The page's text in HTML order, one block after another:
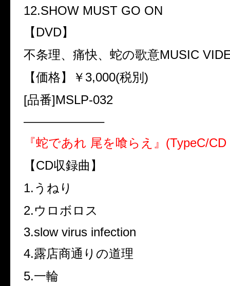
12.SHOW MUST GO ON
【DVD】
不条理、痛快、蛇の歌意MUSIC
【価格】￥3,000(税別)
[品番]MSLP-032
——————–
『蛇であれ 尾を喰らえ』(TypeC/
【CD収録曲】
1.うねり
2.ウロボロス
3.slow virus infection
4.露店商通りの道理
5.一輪